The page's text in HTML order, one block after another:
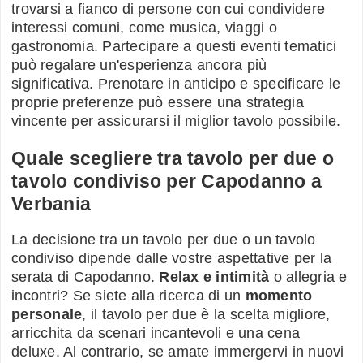
trovarsi a fianco di persone con cui condividere
interessi comuni, come musica, viaggi o
gastronomia. Partecipare a questi eventi tematici
può regalare un'esperienza ancora più
significativa. Prenotare in anticipo e specificare le
proprie preferenze può essere una strategia
vincente per assicurarsi il miglior tavolo possibile.
Quale scegliere tra tavolo per due o
tavolo condiviso per Capodanno a
Verbania
La decisione tra un tavolo per due o un tavolo
condiviso dipende dalle vostre aspettative per la
serata di Capodanno. Relax e intimità o allegria e
incontri? Se siete alla ricerca di un momento
personale, il tavolo per due è la scelta migliore,
arricchita da scenari incantevoli e una cena
deluxe. Al contrario, se amate immergervi in nuovi